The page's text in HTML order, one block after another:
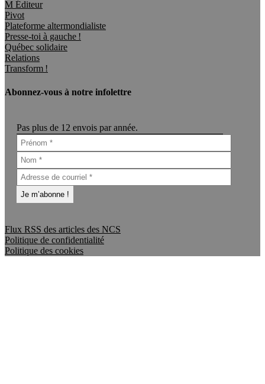
M Éditeur
Pivot
Plateforme altermondialiste
Presse-toi à gauche !
Québec solidaire
Relations
Transform !
Abonnez-vous à notre infolettre
Pas plus de 12 envois par année.
Flux RSS des articles des NCS
Politique de confidentialité
Politique des cookies